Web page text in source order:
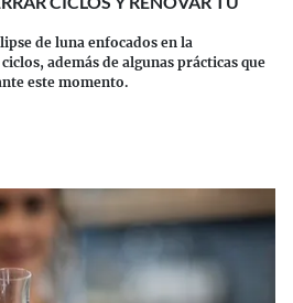
de luna enfocados en la
además de algunas prácticas que
este momento.